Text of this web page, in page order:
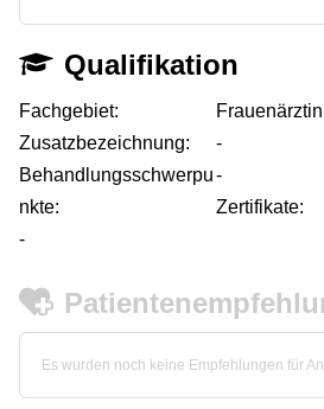
Qualifikation
Fachgebiet:
Frauenärztin
Zusatzbezeichnung:
-
Behandlungsschwerpu
nkte:
-
Zertifikate:
-
Es wurden noch keine Empfehlungen für